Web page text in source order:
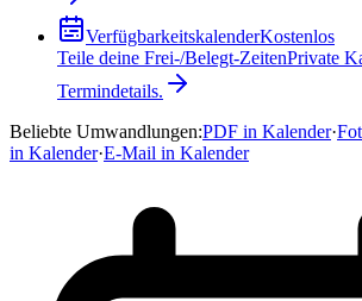
VerfügbarkeitskalenderKostenlos
Teile deine Frei-/Belegt-ZeitenPrivate
Termindetails.
Beliebte Umwandlungen:PDF in Kalender·
in Kalender·E-Mail in Kalender